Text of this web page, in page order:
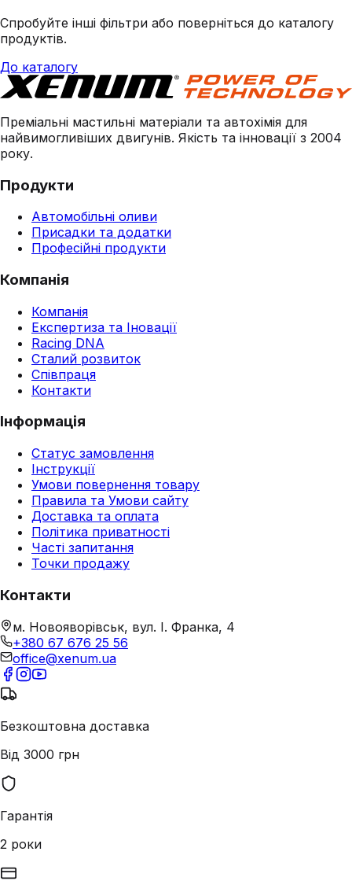
Спробуйте інші фільтри або поверніться до каталогу
продуктів.
До каталогу
Преміальні мастильні матеріали та автохімія для
найвимогливіших двигунів. Якість та інновації з 2004
року.
Продукти
Автомобільні оливи
Присадки та додатки
Професійні продукти
Компанія
Компанія
Експертиза та Іновації
Racing DNA
Сталий розвиток
Співпраця
Контакти
Інформація
Статус замовлення
Інструкції
Умови повернення товару
Правила та Умови сайту
Доставка та оплата
Політика приватності
Часті запитання
Точки продажу
Контакти
м. Новояворівськ, вул. І. Франка, 4
+380 67 676 25 56
office@xenum.ua
Безкоштовна доставка
Від 3000 грн
Гарантія
2 роки